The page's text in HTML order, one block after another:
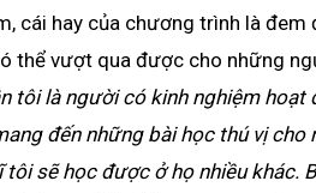
cái hay của chương trình là
thể vượt qua được cho những
tôi là người có kinh nghiệm
đến những bài học thú vị cho
tôi sẽ học được ở họ nhiều khác.